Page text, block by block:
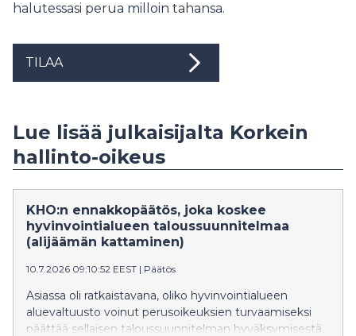
halutessasi perua milloin tahansa.
TILAA
Lue lisää julkaisijalta Korkein
hallinto-oikeus
KHO:n ennakkopäätös, joka koskee
hyvinvointialueen taloussuunnitelmaa
(alijäämän kattaminen)
10.7.2026 09:10:52 EEST | Päätös
Asiassa oli ratkaistavana, oliko hyvinvointialueen
aluevaltuusto voinut perusoikeuksien turvaamiseksi
päättää sellaisen taloussuunnitelman hyväksymisestä,